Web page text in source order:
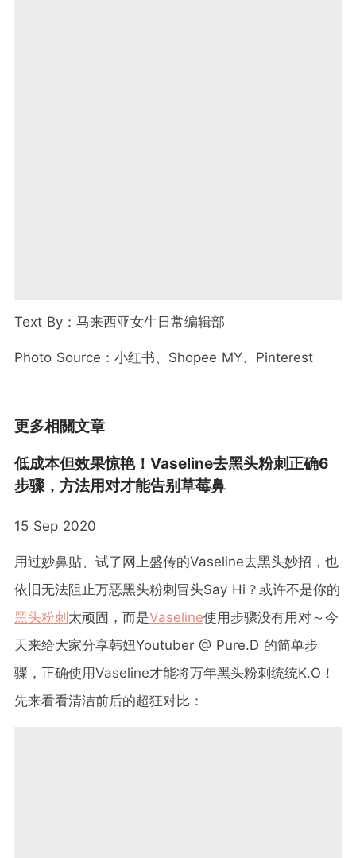
Text By：马来西亚女生日常编辑部
Photo Source：小红书、Shopee MY、Pinterest
更多相關文章
低成本但效果惊艳！Vaseline去黑头粉刺正确6
步骤，方法用对才能告别草莓鼻
15 Sep 2020
用过妙鼻贴、试了网上盛传的Vaseline去黑头妙招，也
依旧无法阻止万恶黑头粉刺冒头Say Hi？或许不是你的
黑头粉刺太顽固，而是Vaseline使用步骤没有用对～今
天来给大家分享韩妞Youtuber @ Pure.D 的简单步
骤，正确使用Vaseline才能将万年黑头粉刺统统K.O！
先来看看清洁前后的超狂对比：